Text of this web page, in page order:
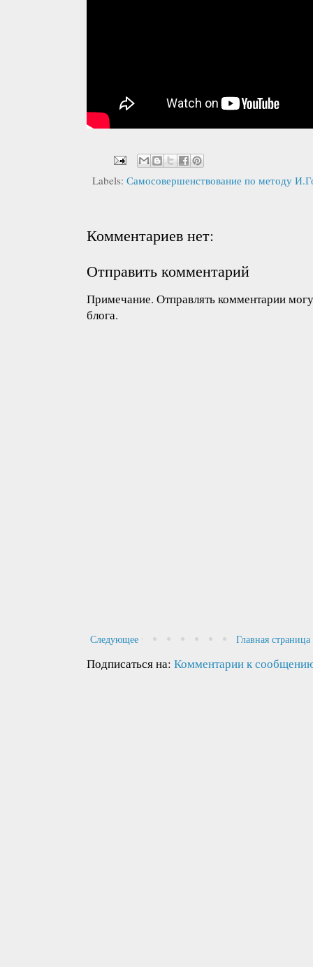
Labels: Самосовершенствование по методу
Комментариев нет:
Отправить комментарий
Примечание. Отправлять комментарии
блога.
Следующее Главная страница
Подписаться на: Комментарии к